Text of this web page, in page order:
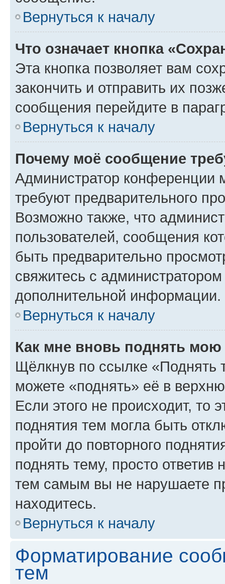
Вернуться к началу
Что означает кнопка
Эта кнопка позволяет вам
закончить и отправить их
сообщения перейдите в
Вернуться к началу
Почему моё сообщение
Администратор конференции
требуют предварительного
Возможно также, что
пользователей, сообщения
быть предварительно
свяжитесь с
дополнительной информации.
Вернуться к началу
Как мне вновь поднять мою
Щёлкнув по ссылке «Поднять
можете «поднять» её в
Если этого не происходит, то
поднятия тем могла быть
пройти до повторного
поднять тему, просто ответив
тем самым вы не нарушаете
находитесь.
Вернуться к началу
Форматирование
тем